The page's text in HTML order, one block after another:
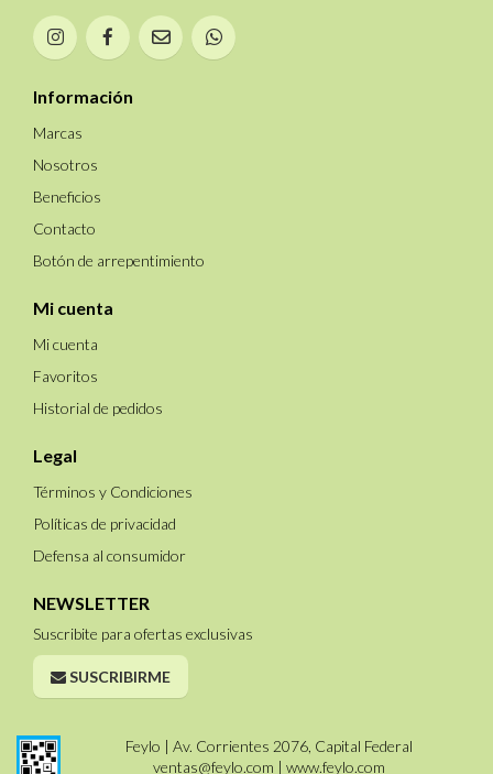
Información
Marcas
Nosotros
Beneficios
Contacto
Botón de arrepentimiento
Mi cuenta
Mi cuenta
Favoritos
Historial de pedidos
Legal
Términos y Condiciones
Políticas de privacidad
Defensa al consumidor
NEWSLETTER
Suscribite para ofertas exclusivas
SUSCRIBIRME
Feylo | Av. Corrientes 2076, Capital Federal
ventas@feylo.com | www.feylo.com